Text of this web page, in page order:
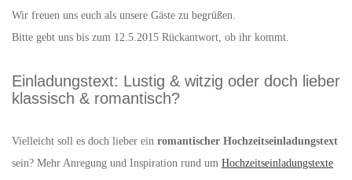
Wir freuen uns euch als unsere Gäste zu begrüßen.
Bitte gebt uns bis zum 12.5.2015 Rückantwort, ob ihr kommt.
Einladungstext: Lustig & witzig oder doch lieber
klassisch & romantisch?
Vielleicht soll es doch lieber ein romantischer Hochzeitseinladungstext
sein? Mehr Anregung und Inspiration rund um Hochzeitseinladungstexte